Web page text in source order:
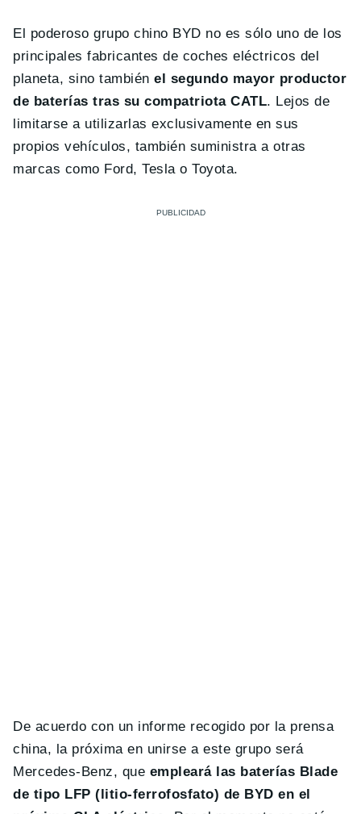
El poderoso grupo chino BYD no es sólo uno de los
principales fabricantes de coches eléctricos del
planeta, sino tambiénel segundo mayor productor
de baterías tras su compatriota CATL. Lejos de
limitarse a utilizarlas exclusivamente en sus
propios vehículos, también suministra a otras
marcas como Ford, Tesla o Toyota.
De acuerdo con un informe recogido por la prensa
china, la próxima en unirse a este grupo será
Mercedes-Benz, que empleará las baterías Blade
de tipo LFP (litio-ferrofosfato) de BYD en el